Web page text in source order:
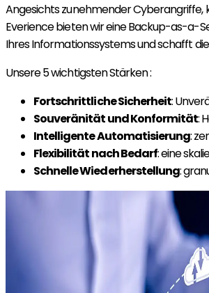
Angesichts zunehmender
Everience bieten wir eine Backup-as-a-
Ihres Informationssystems und schafft
Unsere 5 wichtigsten Stärken :
Fortschrittliche Sicherheit:
Souveränität und Konformität:
Intelligente Automatisierung:
Flexibilität nach Bedarf: eine
Schnelle Wiederherstellung: